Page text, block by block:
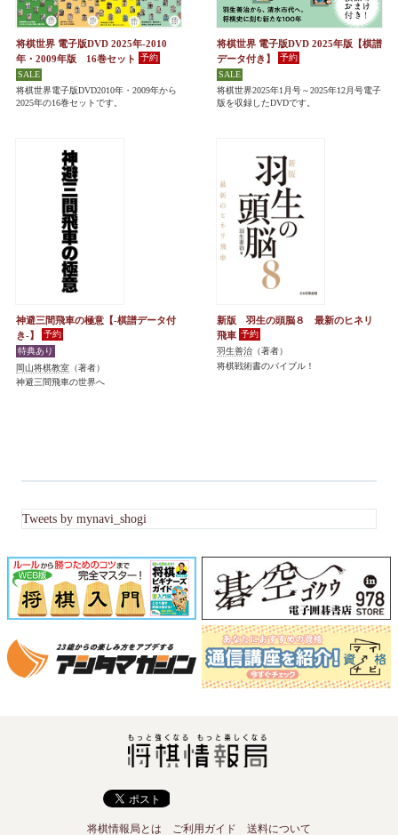
将棋世界 電子版DVD 2025年-2010
年・2009年版 16巻セット
将棋世界電子版DVD2010年・2009年から
2025年の16巻セットです。
将棋世界 電子版DVD 2025年版【棋譜
データ付き】
将棋世界2025年1月号～2025年12月号電子
版を収録したDVDです。
神避三間飛車の極意【-棋譜データ付
き-】
岡山将棋教室 （著者）
神避三間飛車の世界へ
新版 羽生の頭脳８ 最新のヒネリ
飛車
羽生善治 （著者）
将棋戦術書のバイブル！
Tweets by mynavi_shogi
将棋情報局とは ご利用ガイド 送料について